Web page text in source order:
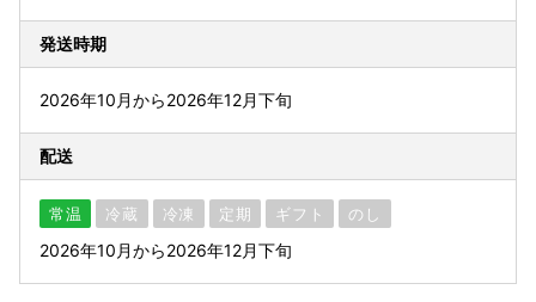
発送時期
2026年10月から2026年12月下旬
配送
常温 冷蔵 冷凍 定期 ギフト のし
2026年10月から2026年12月下旬